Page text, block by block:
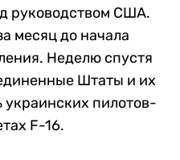
руководством США.
месяц до начала
Неделю спустя
Штаты и их
украинских пилотов-
F-16.